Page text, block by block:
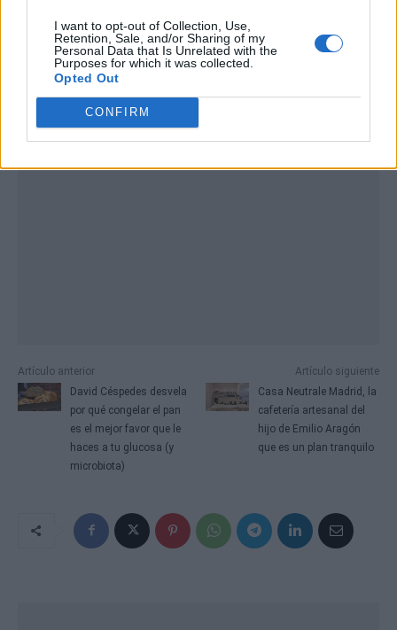
I want to opt-out of Collection, Use,
Retention, Sale, and/or Sharing of my
Personal Data that Is Unrelated with the
Purposes for which it was collected.
Opted Out
CONFIRM
Artículo anterior
David Céspedes desvela
por qué congelar el pan
es el mejor favor que le
haces a tu glucosa (y
microbiota)
Artículo siguiente
Casa Neutrale Madrid, la
cafetería artesanal del
hijo de Emilio Aragón
que es un plan tranquilo